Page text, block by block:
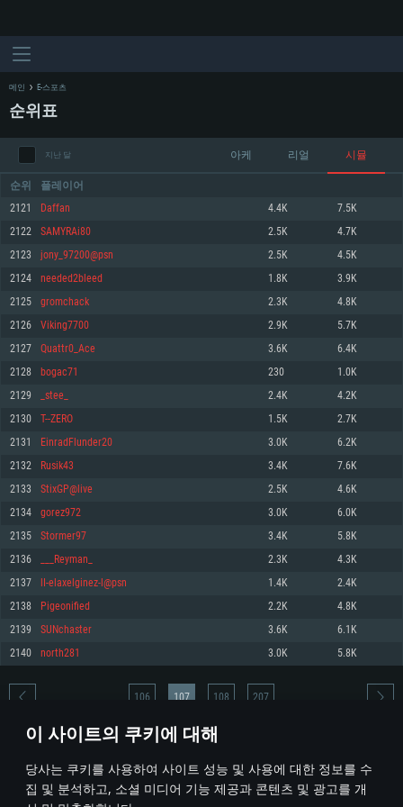
이 사이트의 쿠키에 대해
당사는 쿠키를 사용하여 사이트 성능 및 사용에 대한 정보를 수
집 및 분석하고, 소셜 미디어 기능 제공과 콘텐츠 및 광고를 개
최소사양
운영체제: Windows 10 (64 bit)
프로세서: 2.2 GHz 듀얼코어 이상
메모리: 4GB
그래픽 카드: DirectX 11 이상을 지원하는 AMD Radeon 77XX / NVIDIA
GeForce GT 660. 최소 사양 해상도: 720p
네트워크: 브로드밴드 인터넷
여유 저장 공간: 22.1 GB (최소 클라이언트)
권장 사양
570 혹은 그 이상
여유 저장 공간: 62.2 GB (전체 클라이언트)
최소사양
운영체제: Mac OS Big Sur 11.0
프로세서: 최소 2.2 GHz의 Core i5 (Intel Xeon 은 지원하지 않습니다)
메모리: 6 GB
그래픽 카드: Metal 을 지원하는 Intel Iris Pro 5200 (Mac), 혹은 이와 비슷한 성
능을 가지는 Mac 버전의 AMD/Nvidia. 최소 해상도: 720p
네트워크: 브로드밴드 인터넷
여유 저장 공간: 22.1 GB (최소 클라이언트)
권장 사양
네트워크: 브로드밴드 인터넷
여유 저장 공간: 62.2 GB (전체 클라이언트)
최소사양
운영체제: 64bit Linux 중 최신 버전
프로세서: 2.4 GHz 듀얼코어
메모리: 4 GB
그래픽 카드: Vulkan 을 지원하고, 최신 그래픽 드라이버를 지원하는 NVIDIA
660 (6개월 미만) 혹은 그와 동급의 성능을 가지며 최신 그래픽 드라이버를 지
원하는 AMD (6개월 미만; 최소사양 지원 해상도 720p)
네트워크: 브로드밴드 인터넷
여유 저장 공간: 22.1 GB (최소 클라이언트)
권장 사양
운영체제: Ubuntu 20.04 64bit
프로세서: Intel Core i7
메모리: 16 GB
그래픽 카드: Vulkan 을 지원하고, 최신 그래픽 드라이버를 지원하는 NVIDIA
1060 (6개월 미만) 혹은 그와 동급의 성능을 가지며 최신 그래픽 드라이버를
지원하는 AMD RX 570 (6개월 미만; 최소사양 지원 해상도 720p) 이상
여유 저장 공간: 62.2 GB (전체 클라이언트)
메인 E-스포츠
순위표
지난 달 아케 리얼 시뮬
순위 플레이어
2121 Daffan 4.4K 7.5K
2122 SAMYRAi80 2.5K 4.7K
2123 jony_97200@psn 2.5K 4.5K
2124 needed2bleed 1.8K 3.9K
2125 gromchack 2.3K 4.8K
2126 Viking7700 2.9K 5.7K
2127 Quattr0_Ace 3.6K 6.4K
2128 bogac71 230 1.0K
2129 _stee_ 2.4K 4.2K
2130 T--ZERO 1.5K 2.7K
2131 EinradFlunder20 3.0K 6.2K
2132 Rusik43 3.4K 7.6K
2133 StixGP@live 2.5K 4.6K
2134 gorez972 3.0K 6.0K
2135 Stormer97 3.4K 5.8K
2136 ___Reyman_ 2.3K 4.3K
2137 lI-elaxelginez-l@psn 1.4K 2.4K
2138 Pigeonified 2.2K 4.8K
2139 SUNchaster 3.6K 6.1K
2140 north281 3.0K 5.8K
* 순위표는 매일 1회 갱신됩니다
106 107 108 207